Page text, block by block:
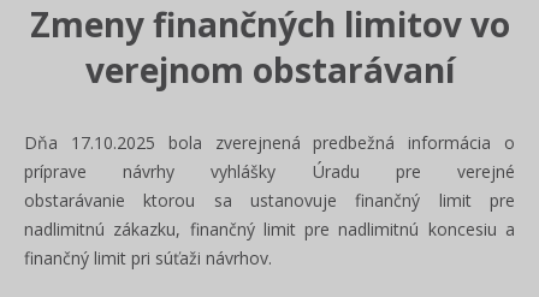
Zmeny finančných limitov vo
verejnom obstarávaní
Dňa 17.10.2025 bola zverejnená predbežná informácia o
príprave návrhy vyhlášky Úradu pre verejné
obstarávanie ktorou sa ustanovuje finančný limit pre
nadlimitnú zákazku, finančný limit pre nadlimitnú koncesiu a
finančný limit pri súťaži návrhov.